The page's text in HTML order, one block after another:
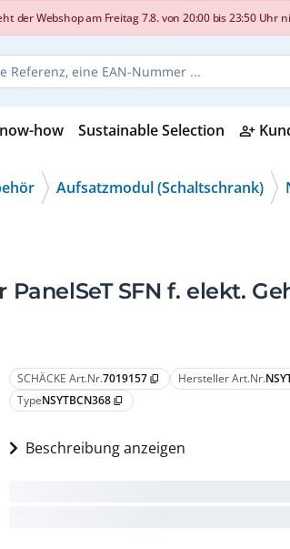
der Webshop am Freitag 7.8. von 20:00 bis 23:50
how Sustainable Selection person_add_alt
Aufsatzmodul (Schaltschrank)
SFN f. elekt.
SCHÄCKE Art.Nr.7019157 content_copy Hersteller Art.Nr.
TypeNSYTBCN368 content_copy
Beschreibung anzeigen